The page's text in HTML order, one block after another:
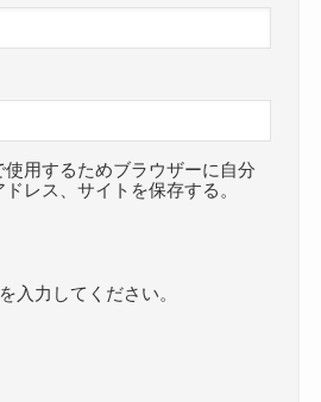
使用するためブラウザーに自分
レス、サイトを保存する。
入力してください。